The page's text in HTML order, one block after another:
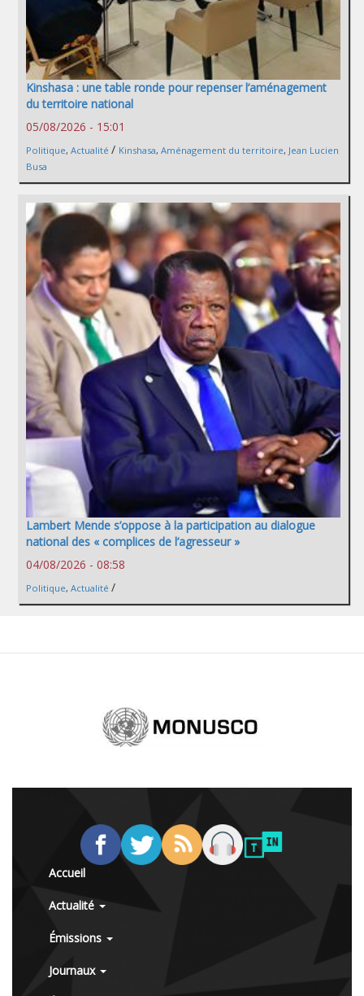
Kinshasa : une table ronde pour repenser l’aménagement
du territoire national
05/08/2026 - 15:01
Politique, Actualité / Kinshasa, Aménagement du territoire, Jean Lucien
Busa
Lambert Mende s’oppose à la participation au dialogue
national des « complices de l’agresseur »
04/08/2026 - 08:58
Politique, Actualité /
Accueil
Actualité
Émissions
Journaux